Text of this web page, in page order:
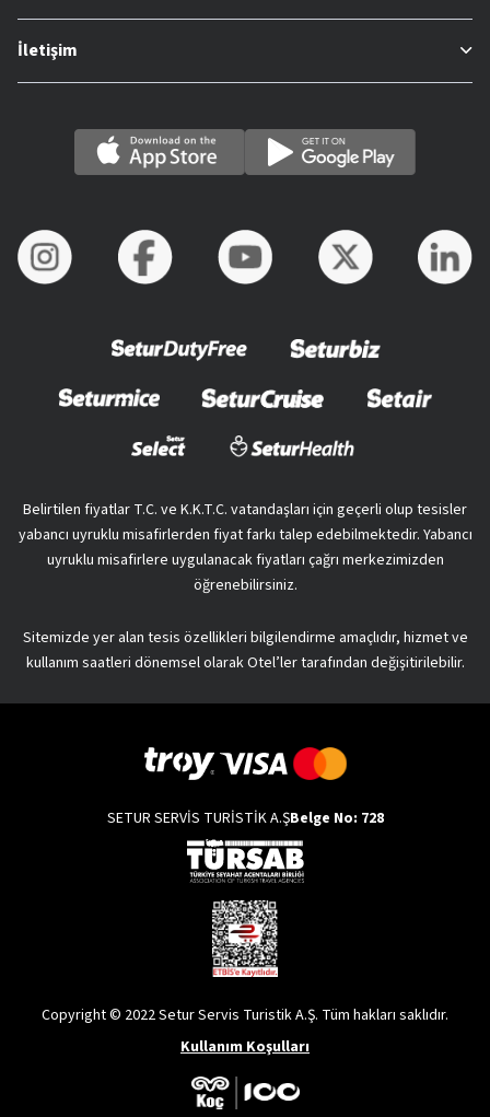
İletişim
Belirtilen fiyatlar T.C. ve K.K.T.C. vatandaşları için geçerli olup tesisler
yabancı uyruklu misafirlerden fiyat farkı talep edebilmektedir. Yabancı
uyruklu misafirlere uygulanacak fiyatları çağrı merkezimizden
öğrenebilirsiniz.
Sitemizde yer alan tesis özellikleri bilgilendirme amaçlıdır, hizmet ve
kullanım saatleri dönemsel olarak Otel’ler tarafından değişitirilebilir.
SETUR SERVİS TURİSTİK A.ŞBelge No: 728
Copyright © 2022 Setur Servis Turistik A.Ş. Tüm hakları saklıdır.
Kullanım Koşulları